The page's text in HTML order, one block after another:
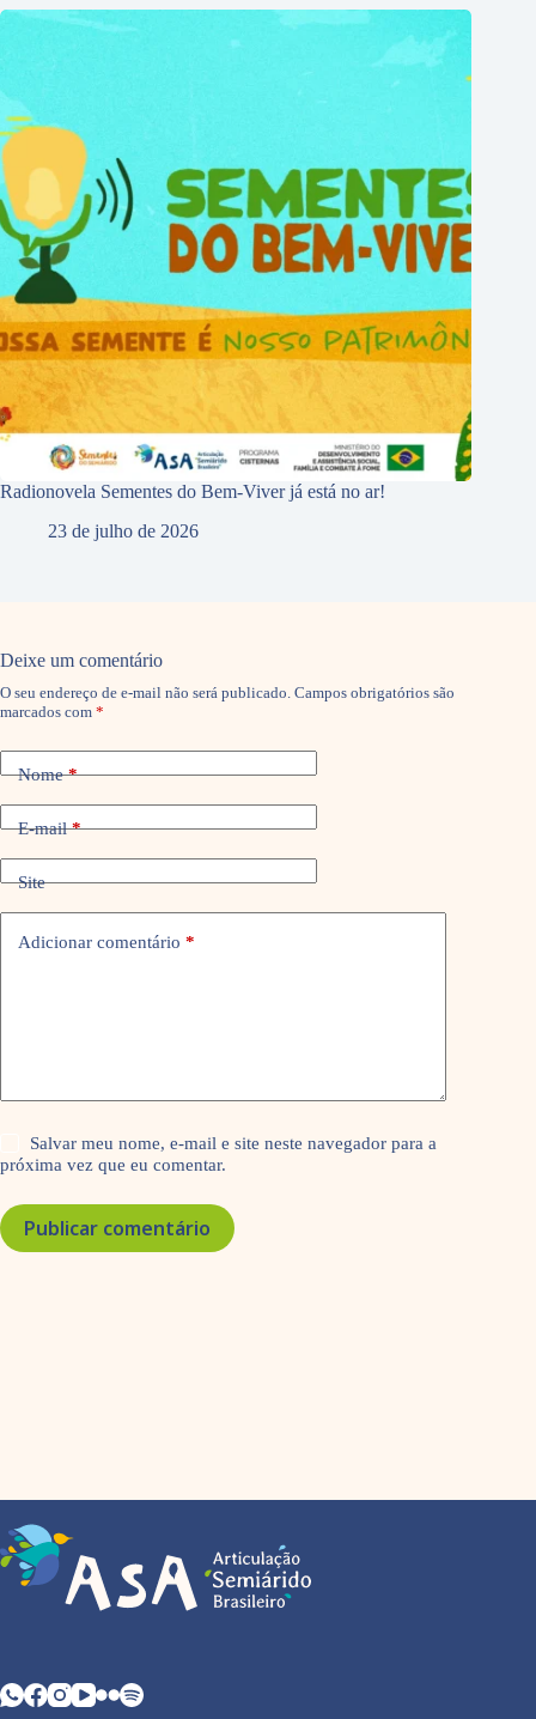
Radionovela Sementes do Bem-Viver já está no ar!
23 de julho de 2026
Deixe um comentário
O seu endereço de e-mail não será publicado. Campos obrigatórios são
marcados com *
Nome*
E-mail*
Site
Adicionar comentário *
Salvar meu nome, e-mail e site neste navegador para a
próxima vez que eu comentar.
Publicar comentário